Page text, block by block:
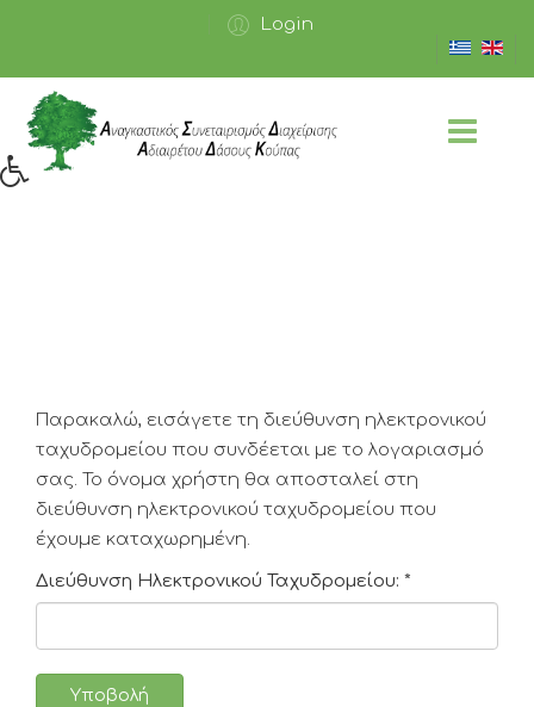
Login
Παρακαλώ, εισάγετε τη διεύθυνση ηλεκτρονικού
ταχυδρομείου που συνδέεται με το λογαριασμό
σας. Το όνομα χρήστη θα αποσταλεί στη
διεύθυνση ηλεκτρονικού ταχυδρομείου που
έχουμε καταχωρημένη.
Διεύθυνση Ηλεκτρονικού Ταχυδρομείου: *
Υποβολή